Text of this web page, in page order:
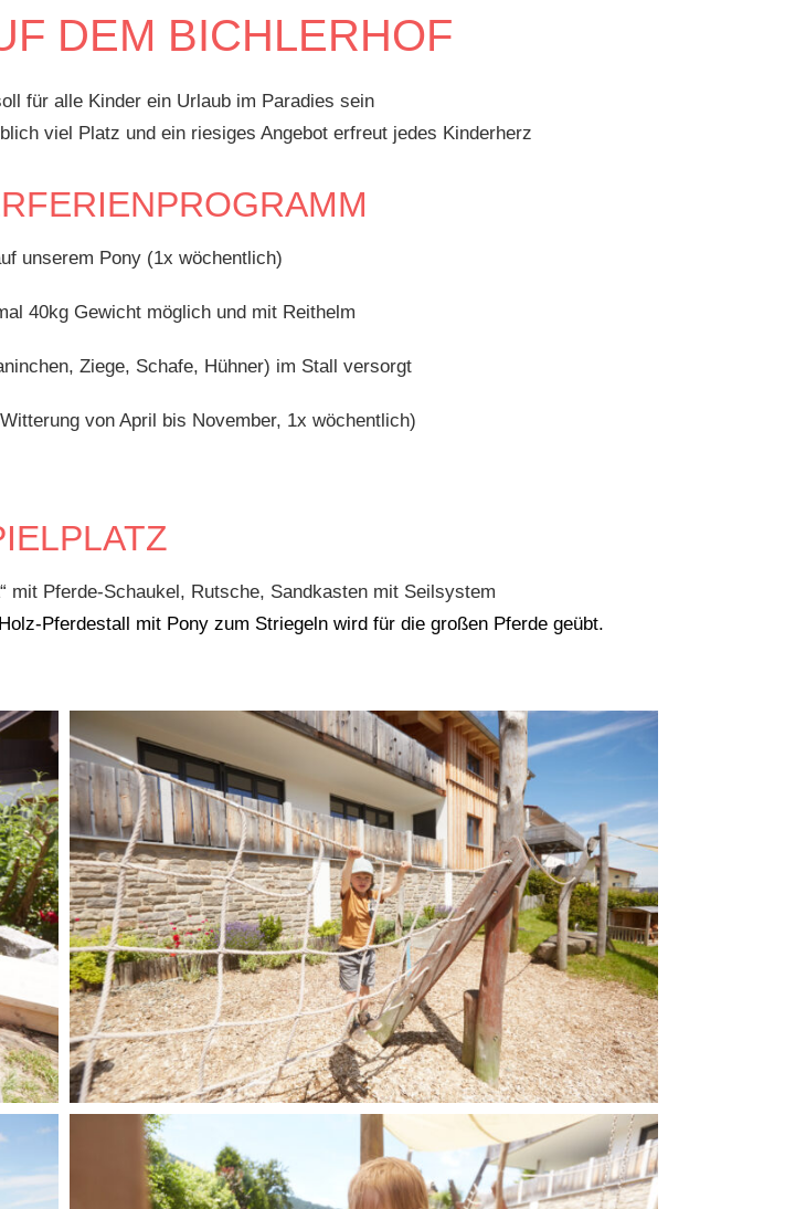
DEM BICHLERHOF
für alle Kinder ein Urlaub im Paradies sein
viel Platz und ein riesiges Angebot erfreut jedes Kinderherz
unserem Pony (1x wöchentlich)
40kg Gewicht möglich und mit Reithelm
Ziege, Schafe, Hühner) im Stall versorgt
von April bis November, 1x wöchentlich)
mit Pferde-Schaukel, Rutsche, Sandkasten mit Seilsystem
Holz-Pferdestall mit Pony zum Striegeln wird für die großen Pferde geübt.